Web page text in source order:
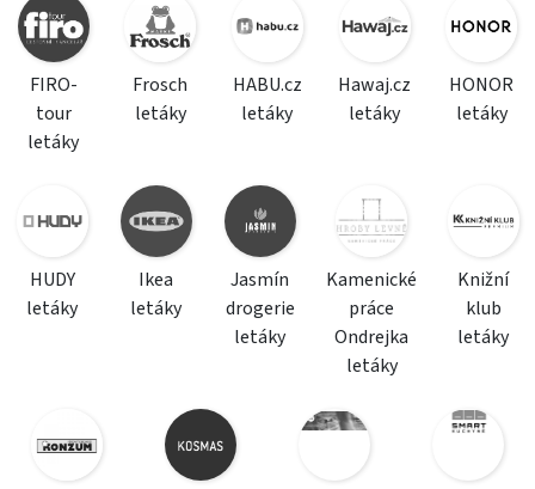
FIRO-
tour
letáky
Frosch
letáky
HABU.cz
letáky
Hawaj.cz
letáky
HONOR
letáky
HUDY
letáky
Ikea
letáky
Jasmín
drogerie
letáky
Kamenické
práce
Ondrejka
letáky
Knižní
klub
letáky